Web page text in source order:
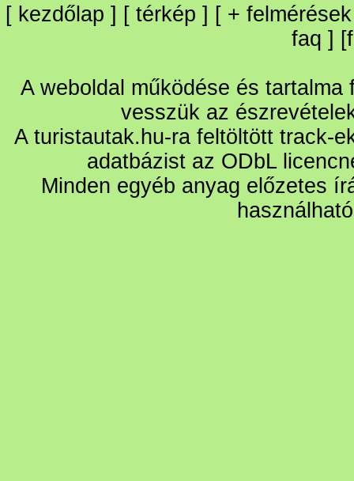
[ kezdőlap ] [ térkép ] [ + felmérések
faq ] [
A weboldal működése és
vesszük az
A turistautak.hu-ra feltöltött track-
adatbázist az ODbL
Minden egyéb anyag előzetes